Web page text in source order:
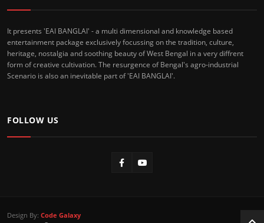
It presents 'EAI BANGLAI' - a multi dimensional and knowledge based
entertainment package exclusively focussing on the tradition, culture,
heritage, nostalgia and soothing beauty of West Bengal in a very diffrent
form of creative cultivation. The resurgence of Bengal's agro-industrial
Scenario is also an inevitable part of 'EAI BANGLAI'.
FOLLOW US
Design By: Code Galaxy